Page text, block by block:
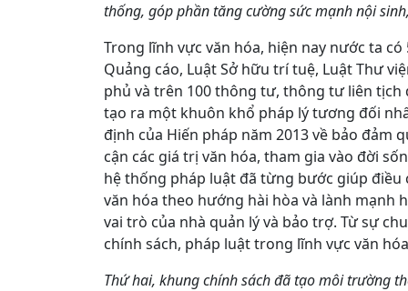
thống, góp phần tăng cường sức mạnh nội
Trong lĩnh vực văn hóa, hiện nay nước ta
Quảng cáo, Luật Sở hữu trí tuệ, Luật Thư
phủ và trên 100 thông tư, thông tư liên
tạo ra một khuôn khổ pháp lý tương đối
định của Hiến pháp năm 2013 về bảo đảm
cận các giá trị văn hóa, tham gia vào đời
hệ thống pháp luật đã từng bước giúp
văn hóa theo hướng hài hòa và lành mạnh
vai trò của nhà quản lý và bảo trợ. Từ sự
chính sách, pháp luật trong lĩnh vực văn
Thứ hai, khung chính sách đã tạo môi trường